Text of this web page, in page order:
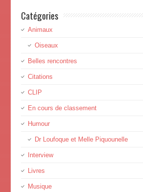
Catégories
Animaux
Oiseaux
Belles rencontres
Citations
CLIP
En cours de classement
Humour
Dr Loufoque et Melle Piquounelle
Interview
Livres
Musique